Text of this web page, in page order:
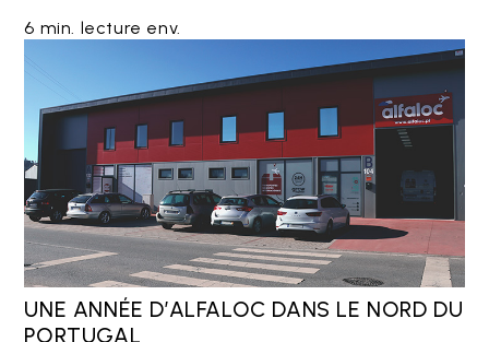
6 min. lecture env.
UNE ANNÉE D’ALFALOC DANS LE NORD DU
PORTUGAL